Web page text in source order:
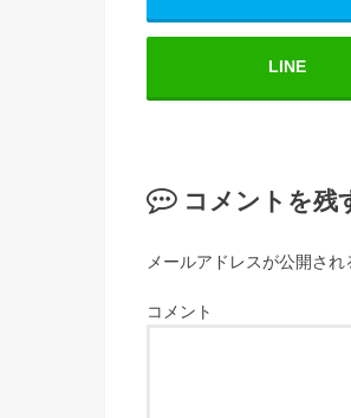
LINE
コメントを残
メールアドレスが公開され
コメント